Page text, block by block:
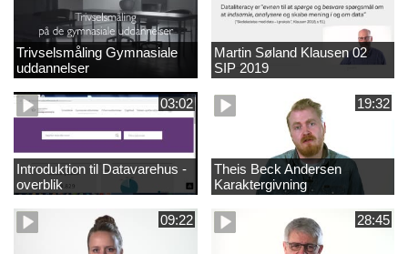
Trivselsmåling Gymnasiale
uddannelser
Martin Søland Klausen 02
SIP 2019
03:02
Introduktion til Datavarehus -
overblik
19:32
Theis Beck Andersen
Karaktergivning
09:22 28:45